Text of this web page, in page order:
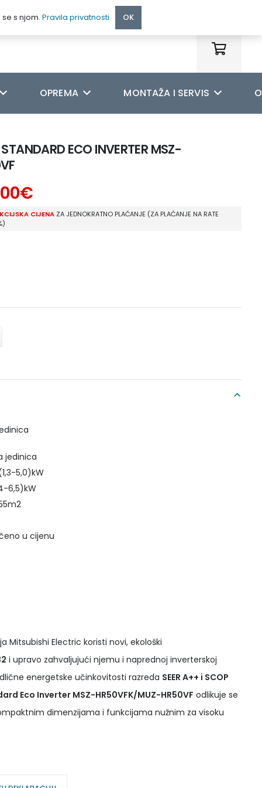
OPREMA MONTAŽA I SERVIS
ECO INVERTER MSZ-
€
CIJENA ZA JEDNOKRATNO PLAĆANJE (ZA PLAĆANJE NA RATE
jedinica
5,0)kW
6,5)kW
u cijenu
Mitsubishi Electric koristi novi, ekološki
i upravo zahvaljujući njemu i naprednoj inverterskoj
energetske učinkovitosti razreda SEER A++ i SCOP
Eco Inverter MSZ-HR50VFK/MUZ-HR50VF odlikuje se
dimenzijama i funkcijama nužnim za visoku
s njom. Pravila privatnosti OK